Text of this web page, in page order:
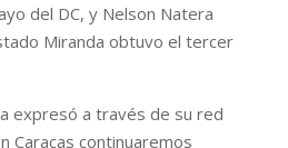
del DC, y Nelson Natera
Miranda obtuvo el tercer
expresó a través de su red
Caracas continuaremos